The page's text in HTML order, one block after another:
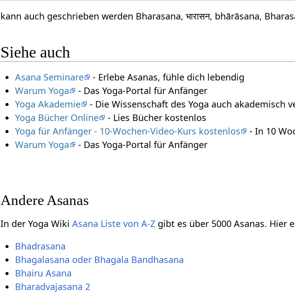
kann auch geschrieben werden Bharasana, भारासन, bhārāsana,
Siehe auch
Asana Seminare
- Erlebe Asanas, fühle dich lebendig
Warum Yoga
- Das Yoga-Portal für Anfänger
Yoga Akademie
- Die Wissenschaft des Yoga auch akademisch
Yoga Bücher Online
- Lies Bücher kostenlos
Yoga für Anfänger - 10-Wochen-Video-Kurs kostenlos
- In 10
Warum Yoga
- Das Yoga-Portal für Anfänger
Andere Asanas
In der Yoga WikiAsana Liste von A-Z gibt es über 5000 Asanas. Hier
Bhadrasana
Bhagalasana oder Bhagala Bandhasana
Bhairu Asana
Bharadvajasana 2